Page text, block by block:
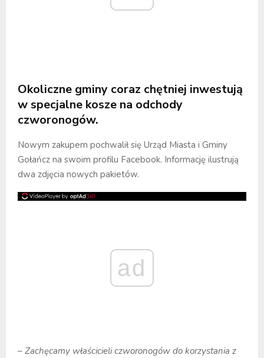
Okoliczne gminy coraz chętniej inwestują
w specjalne kosze na odchody
czworonogów.
Nowym zakupem pochwalił się Urząd Miasta i Gminy
Gołańcz na swoim profilu Facebook. Informację ilustrują
dwa zdjęcia nowych pakietów.
ad
– Zachęcamy właścicieli czworonogów do korzystania z